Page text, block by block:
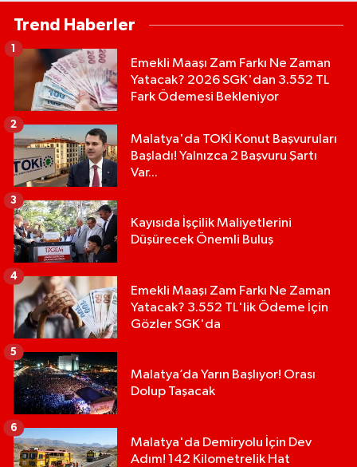
Trend Haberler
Emekli Maaşı Zam Farkı Ne Zaman
Yatacak? 2026 SGK'dan 3.552 TL
Fark Ödemesi Bekleniyor
1
Malatya'da TOKİ Konut Başvuruları
Başladı! Yalnızca 2 Başvuru Şartı
Var...
2
Kayısıda İşçilik Maliyetlerini
Düşürecek Önemli Buluş
3
Emekli Maaşı Zam Farkı Ne Zaman
Yatacak? 3.552 TL'lik Ödeme İçin
Gözler SGK'da
4
Malatya’da Yarın Başlıyor! Orası
Dolup Taşacak
5
Malatya'da Demiryolu İçin Dev
Adım! 142 Kilometrelik Hat
6